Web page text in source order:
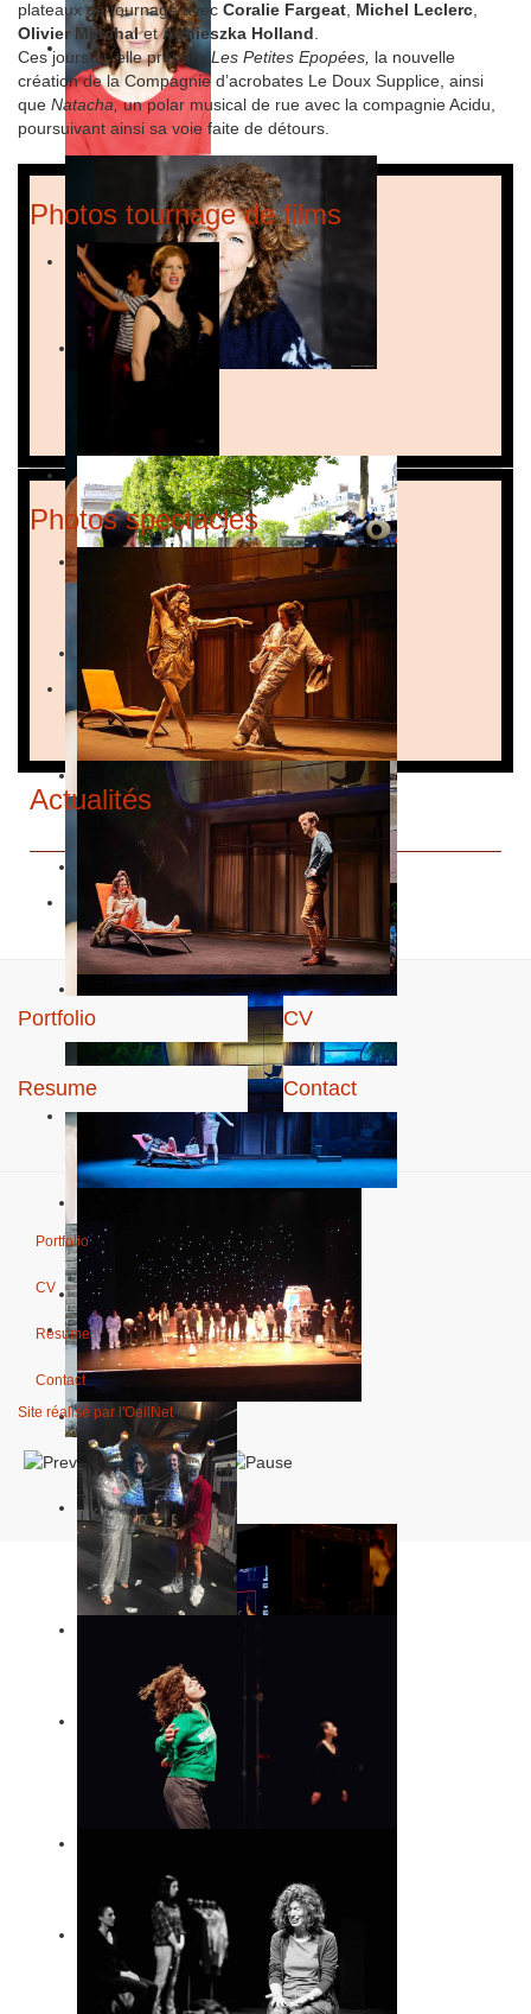
plateaux de tournage avec Coralie Fargeat Michel Leclerc
Olivier MarchaletAgnieszka Holland
Ces jours-ci, elle prépareLes Petites Epopées, la nouvelle
création de la Compagnie d’acrobates Le Doux Supplice, ainsi
que Natacha,un polar musical de rue avec la compagnie Acidu,
poursuivant ainsi sa voie faite de détours.
Photos tournage de films
Photos spectacles
Actualités
Portfolio CV
Resume Contact
Portfolio
CV
Resume
Contact
Site réalisé par l'OeilNet